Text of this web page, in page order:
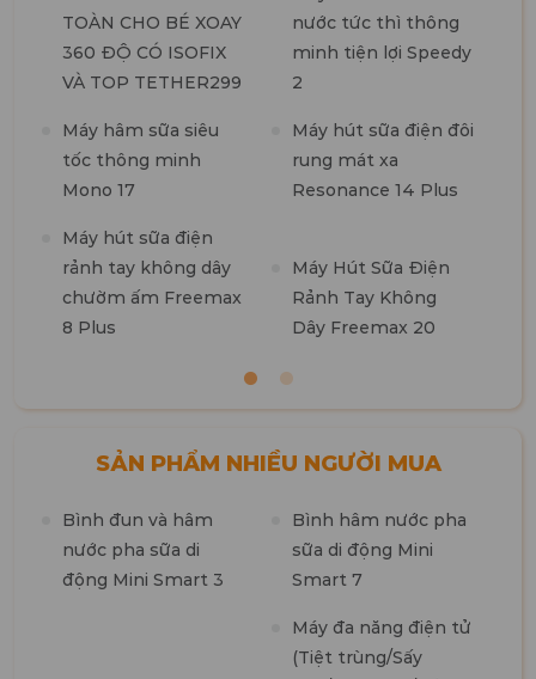
TOÀN CHO BÉ XOAY
360 ĐỘ CÓ ISOFIX
VÀ TOP TETHER299
nước tức thì thông
minh tiện lợi Speedy
2
Máy hâm sữa siêu
tốc thông minh
Mono 17
Máy hút sữa điện đôi
rung mát xa
Resonance 14 Plus
Máy hút sữa điện
rảnh tay không dây
chườm ấm Freemax
8 Plus
Máy Hút Sữa Điện
Rảnh Tay Không
Dây Freemax 20
SẢN PHẨM NHIỀU NGƯỜI MUA
Bình đun và hâm
nước pha sữa di
động Mini Smart 3
Bình hâm nước pha
sữa di động Mini
Smart 7
Máy đa năng điện tử
(Tiệt trùng/Sấy